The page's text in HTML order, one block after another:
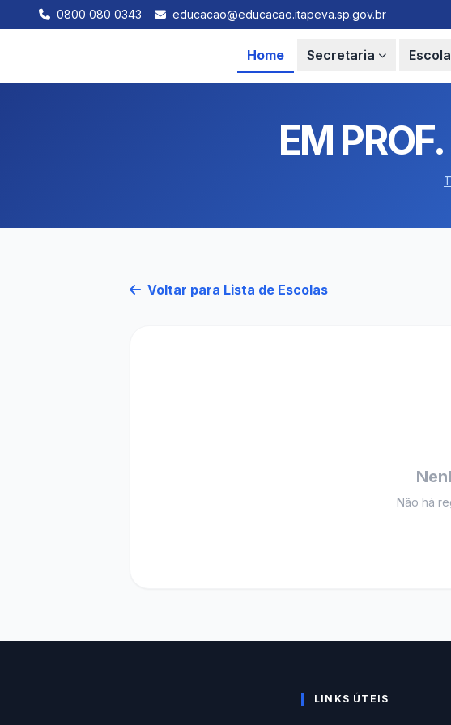
0800 080 0343 educacao@educacao.itapeva.sp.gov.br
Home Secretaria
EM
Voltar para Lista de Escolas
Não há
LINKS ÚTEIS